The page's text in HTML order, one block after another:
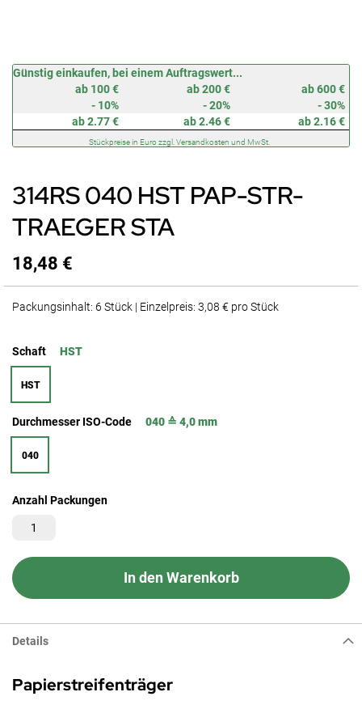
Günstig einkaufen, bei einem Auftragswert...
ab 100 €
ab 200 €
ab 600 €
- 10%
- 20%
- 30%
ab 2.77 €
ab 2.46 € ab 2.16 €
Stückpreise in Euro zzgl. Versandkosten und MwSt.
314RS 040 HST PAP-STR-
TRAEGER STA
18,48 €
Packungsinhalt: 6 Stück | Einzelpreis: 3,08 € pro Stück
Schaft HST
HST
Durchmesser ISO-Code 040 ≙ 4,0 mm
040
Anzahl Packungen
In den Warenkorb
Zum
Anfang
springen
Details
Papierstreifenträger